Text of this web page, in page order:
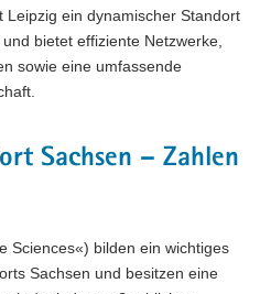
Leipzig ein dynamischer Standort
bietet effiziente Netzwerke,
sowie eine umfassende
Sachsen – Zahlen
Sciences«) bilden ein wichtiges
Sachsen und besitzen eine